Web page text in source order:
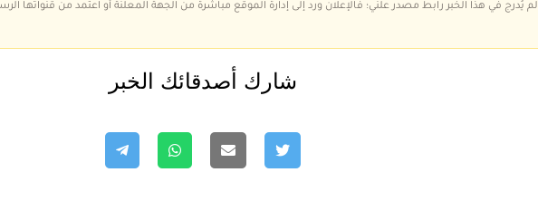
لم يُدرج في هذا الخبر رابط مصدر علني؛ فالإعلان ورد إلى إدارة الموقع مباشرة من الجهة المعلنة أو اعتُمد من قنواتها
شارك أصدقائك الخبر